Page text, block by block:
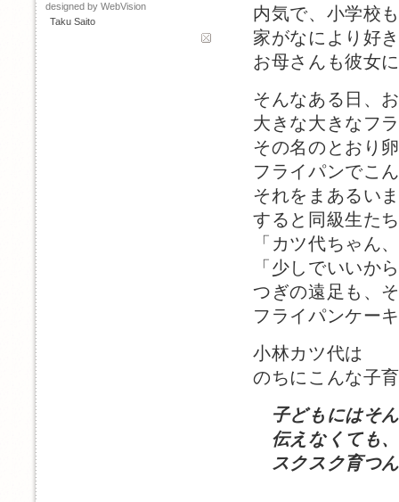
内気で、小学校
家がなにより好
お母さんも彼女
そんなある日、
大きな大きなフ
その名のとおり
フライパンでこ
それをまあるい
すると同級生た
「カツ代ちゃん
「少しでいいか
つぎの遠足も、
フライパンケー
小林カツ代は
のちにこんな子
子どもにはそ
伝えなくても
スクスク育つ
designed by WebVision
Taku Saito